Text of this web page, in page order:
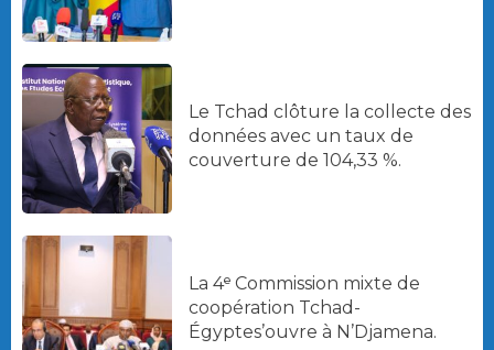
Le Tchad clôture la collecte des
données avec un taux de
couverture de 104,33 %.
La 4ᵉ Commission mixte de
coopération Tchad-
Égyptes’ouvre à N’Djamena.